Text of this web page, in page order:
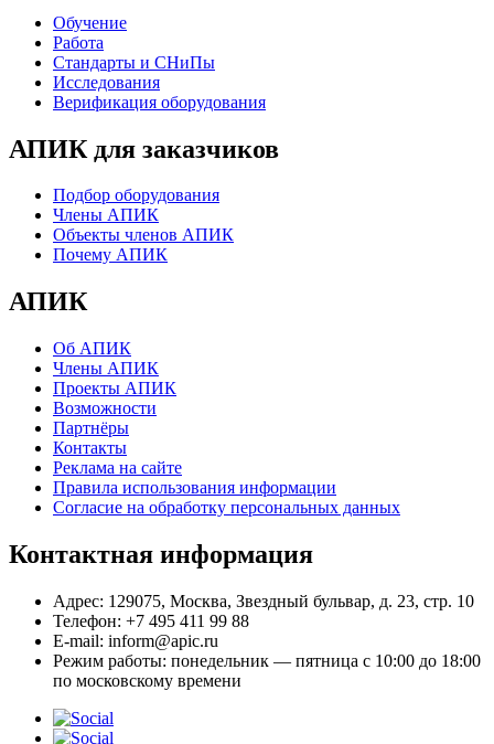
Обучение
Работа
Стандарты и СНиПы
Исследования
Верификация оборудования
АПИК для заказчиков
Подбор оборудования
Члены АПИК
Объекты членов АПИК
Почему АПИК
АПИК
Об АПИК
Члены АПИК
Проекты АПИК
Возможности
Партнёры
Контакты
Реклама на сайте
Правила использования информации
Согласие на обработку персональных данных
Контактная информация
Адрес: 129075, Москва, Звездный бульвар, д. 23, стр. 10
Телефон: +7 495 411 99 88
E-mail: inform@apic.ru
Режим работы: понедельник — пятница с 10:00 до 18:00
по московскому времени